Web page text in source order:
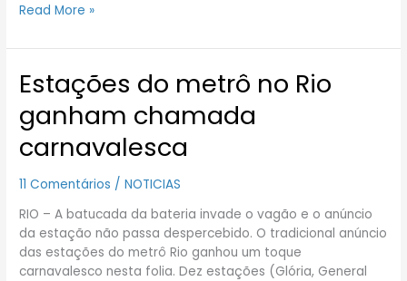
Read More »
Estações do metrô no Rio
ganham chamada
carnavalesca
11 Comentários /NOTICIAS
RIO – A batucada da bateria invade o vagão e o anúncio
da estação não passa despercebido. O tradicional anúncio
das estações do metrô Rio ganhou um toque
carnavalesco nesta folia. Dez estações (Glória, General
Estações
do
metrô
no
Rio
chamada
carnavalesca